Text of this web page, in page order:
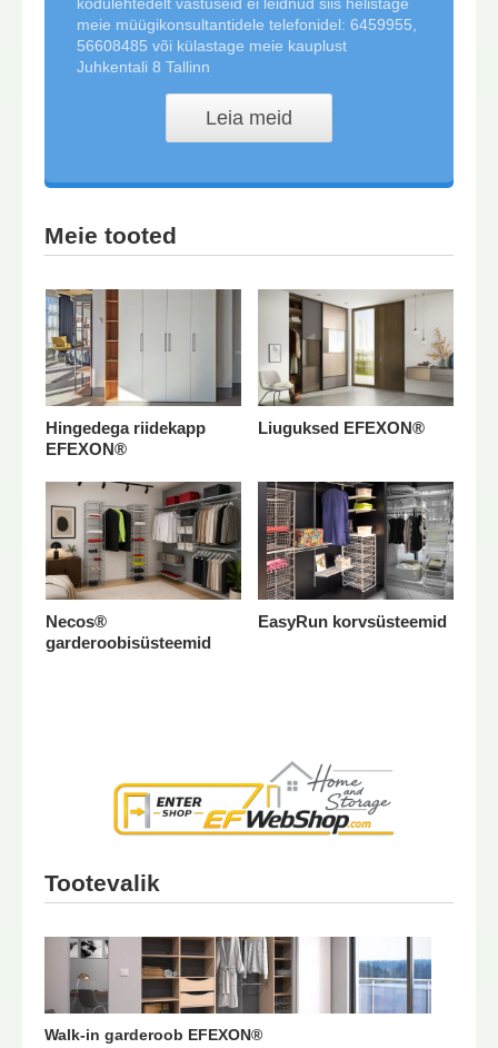
kodulehtedelt vastuseid ei leidnud siis helistage
meie müügikonsultantidele telefonidel: 6459955,
56608485 või külastage meie kauplust
Juhkentali 8 Tallinn
Leia meid
Meie tooted
Hingedega riidekapp
EFEXON®
Liuguksed EFEXON®
Necos®
garderoobisüsteemid
EasyRun korvsüsteemid
Tootevalik
Walk‑in garderoob EFEXON®